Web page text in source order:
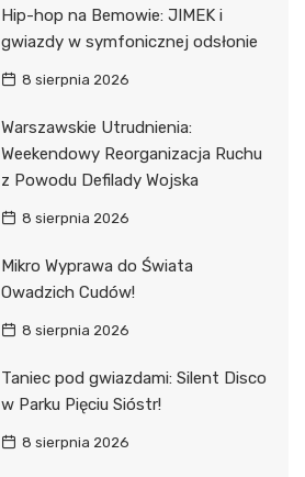
Hip-hop na Bemowie: JIMEK i
gwiazdy w symfonicznej odsłonie
8 sierpnia 2026
Warszawskie Utrudnienia:
Weekendowy Reorganizacja Ruchu
z Powodu Defilady Wojska
8 sierpnia 2026
Mikro Wyprawa do Świata
Owadzich Cudów!
8 sierpnia 2026
Taniec pod gwiazdami: Silent Disco
w Parku Pięciu Sióstr!
8 sierpnia 2026